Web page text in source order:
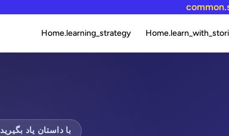
Home.learning_strategy
با داستان یاد بگیرید